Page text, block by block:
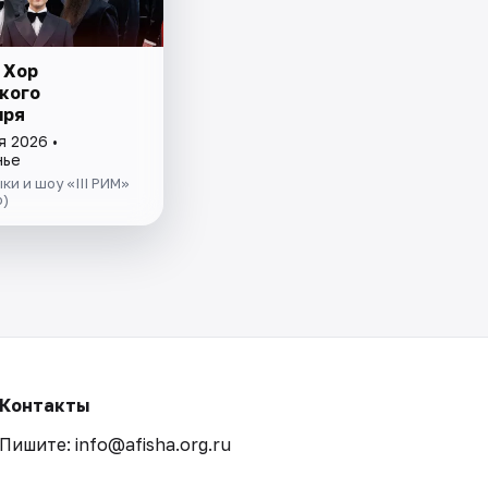
Хор
2026 •
и шоу «III РИМ»
Контакты
Пишите: info@afisha.org.ru